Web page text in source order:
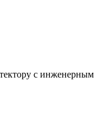
с инженерным